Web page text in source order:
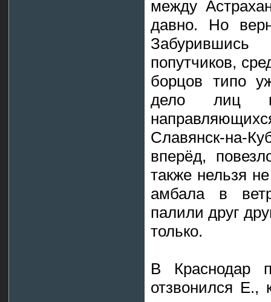
между
давно. Но
попутчиков,
борцов типо
дело лиц
Славянск-на-
вперёд,
также нельзя
амбала в
палили друг
только.
В Краснодар
отзвонился Е.,